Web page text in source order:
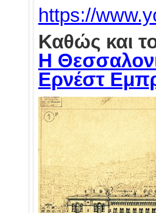
https://
Καθώς και
Η
Ερνέστ